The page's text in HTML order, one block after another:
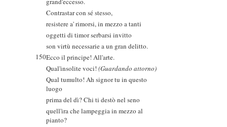
Contrastar con sé stesso,
resistere a' rimorsi, in mezzo a tanti
oggetti di timor serbarsi invitto
son virtù necessarie a un gran delitto.
150Ecco il principe! All'arte.
Qual'insolite voci! (Guardando attorno)
Qual tumulto! Ah signor tu in questo
luogo
prima del dì? Chi ti destò nel seno
quell'ira che lampeggia in mezzo al
pianto?